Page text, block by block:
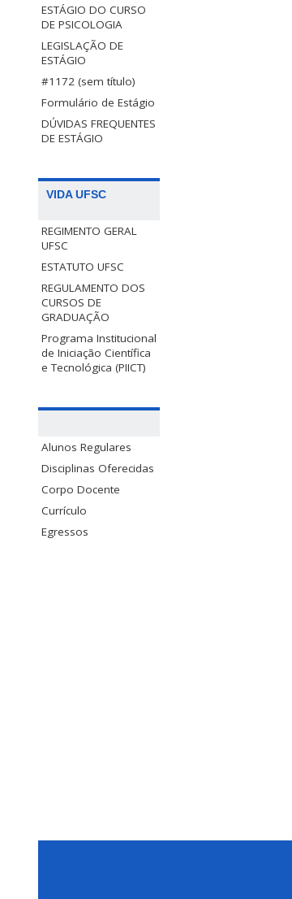
ESTÁGIO DO CURSO
DE PSICOLOGIA
LEGISLAÇÃO DE
ESTÁGIO
#1172 (sem título)
Formulário de Estágio
DÚVIDAS FREQUENTES
DE ESTÁGIO
VIDA UFSC
REGIMENTO GERAL
UFSC
ESTATUTO UFSC
REGULAMENTO DOS
CURSOS DE
GRADUAÇÃO
Programa Institucional
de Iniciação Científica
e Tecnológica (PIICT)
Alunos Regulares
Disciplinas Oferecidas
Corpo Docente
Currículo
Egressos